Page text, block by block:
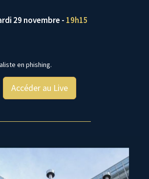
29 novembre - 19h15
en phishing.
Accéder au Live